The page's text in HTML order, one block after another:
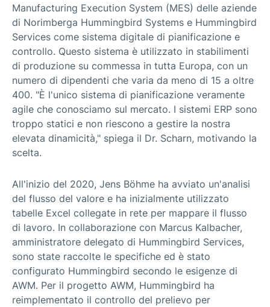
Manufacturing Execution System (MES) delle aziende
di Norimberga Hummingbird Systems e Hummingbird
Services come sistema digitale di pianificazione e
controllo. Questo sistema è utilizzato in stabilimenti
di produzione su commessa in tutta Europa, con un
numero di dipendenti che varia da meno di 15 a oltre
400. "È l'unico sistema di pianificazione veramente
agile che conosciamo sul mercato. I sistemi ERP sono
troppo statici e non riescono a gestire la nostra
elevata dinamicità," spiega il Dr. Scharn, motivando la
scelta.
All'inizio del 2020, Jens Böhme ha avviato un'analisi
del flusso del valore e ha inizialmente utilizzato
tabelle Excel collegate in rete per mappare il flusso
di lavoro. In collaborazione con Marcus Kalbacher,
amministratore delegato di Hummingbird Services,
sono state raccolte le specifiche ed è stato
configurato Hummingbird secondo le esigenze di
AWM. Per il progetto AWM, Hummingbird ha
reimplementato il controllo del prelievo per